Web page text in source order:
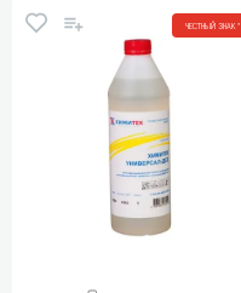
ЧЕСТНЫЙ ЗНАК *